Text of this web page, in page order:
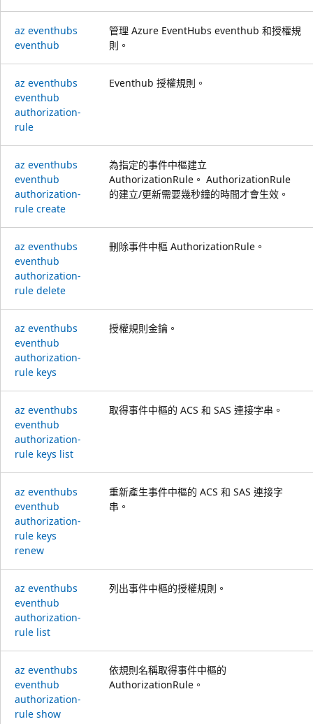
az eventhubs
eventhub
管理 Azure EventHubs eventhub 和授權規
則。
az eventhubs
eventhub
authorization-
rule
Eventhub 授權規則。
az eventhubs
eventhub
authorization-
rule create
為指定的事件中樞建立
AuthorizationRule。 AuthorizationRule
的建立/更新需要幾秒鐘的時間才會生效。
az eventhubs
eventhub
authorization-
rule delete
刪除事件中樞 AuthorizationRule。
az eventhubs
eventhub
authorization-
rule keys
授權規則金鑰。
az eventhubs
eventhub
authorization-
rule keys list
取得事件中樞的 ACS 和 SAS 連接字串。
az eventhubs
eventhub
authorization-
rule keys
renew
重新產生事件中樞的 ACS 和 SAS 連接字
串。
az eventhubs
eventhub
authorization-
rule list
列出事件中樞的授權規則。
az eventhubs
eventhub
authorization-
rule show
依規則名稱取得事件中樞的
AuthorizationRule。